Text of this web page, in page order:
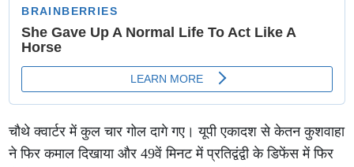
चौथे क्वार्टर में कुल चार गोल दागे गए। यूपी एकादश से केतन कुशवाहा
ने फिर कमाल दिखाया और 49वें मिनट में प्रतिद्वंद्वी के डिफेंस में फिर